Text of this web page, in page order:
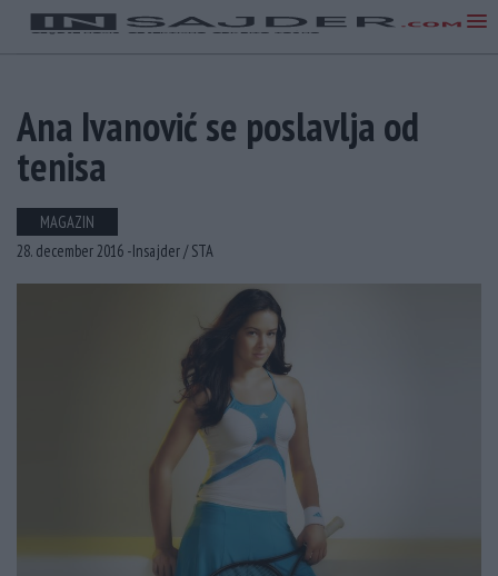
Ana Ivanović se poslavlja od
tenisa
MAGAZIN
28. december 2016 -Insajder /STA